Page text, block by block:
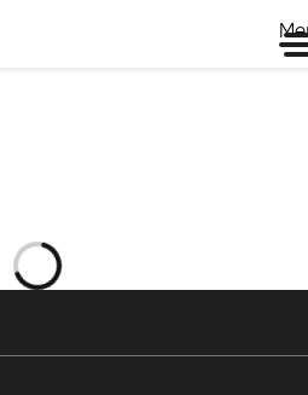
Cargando